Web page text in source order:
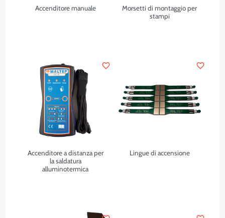
Accenditore manuale
Morsetti di montaggio per
stampi
Accenditore a distanza per
la saldatura
alluminotermica
favorite_border
Lingue di accensione
favorite_border